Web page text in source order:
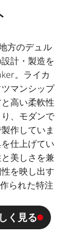
方のデュル
計・製造を
。ライカ
マンシップ
高い柔軟性
、モダンで
作していま
仕上げてい
美しさを兼
を映し出す
られた特注
く見る